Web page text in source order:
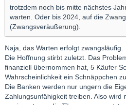
trotzdem noch bis mitte nächstes
warten. Oder bis 2024, auf die
(Zwangsveräußerung).
Naja, das Warten erfolgt zwangsläufig.
Die Hoffnung stirbt zuletzt. Das
finanziell übernommen hat, 5 Käufer
Wahrscheinlichkeit ein Schnäppchen
Die Banken werden nur ungern die
Zahlungsunfähigkeit treiben. Also wird